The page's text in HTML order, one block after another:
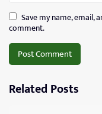
Save my name,
comment.
Related Posts